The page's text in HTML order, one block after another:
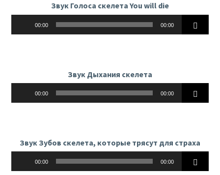
Звук Голоса скелета You will die
00:00 00:00
Звук Дыхания скелета
00:00 00:00
Звук Зубов скелета, которые трясут для страха
00:00 00:00